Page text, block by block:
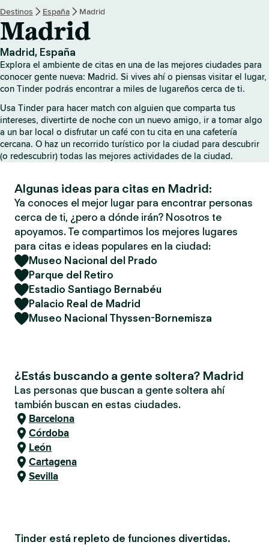
Destinos España Madrid
Madrid
Madrid, España
Explora el ambiente de citas en una de las mejores ciudades para
conocer gente nueva: Madrid. Si vives ahí o piensas visitar el lugar,
con Tinder podrás encontrar a miles de lugareños cerca de ti.
Usa Tinder para hacer match con alguien que comparta tus
intereses, divertirte de noche con un nuevo amigo, ir a tomar algo
a un bar local o disfrutar un café con tu cita en una cafetería
cercana. O haz un recorrido turístico por la ciudad para descubrir
(o redescubrir) todas las mejores actividades de la ciudad.
Algunas ideas para citas en Madrid:
Ya conoces el mejor lugar para encontrar personas
cerca de ti, ¿pero a dónde irán? Nosotros te
apoyamos. Te compartimos los mejores lugares
para citas e ideas populares en la ciudad:
Museo Nacional del Prado
Parque del Retiro
Estadio Santiago Bernabéu
Palacio Real de Madrid
Museo Nacional Thyssen-Bornemisza
¿Estás buscando a gente soltera? Madrid
Las personas que buscan a gente soltera ahí
también buscan en estas ciudades.
Barcelona
Córdoba
León
Cartagena
Sevilla
Tinder está repleto de funciones divertidas.